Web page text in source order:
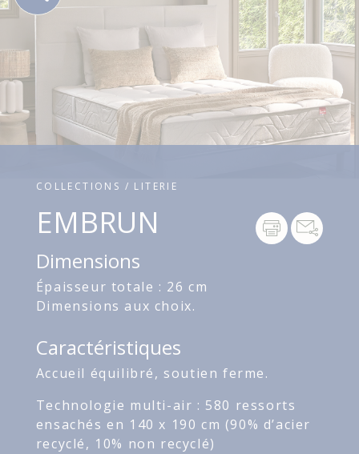
COLLECTIONS / LITERIE
EMBRUN
Dimensions
Épaisseur totale : 26 cm
Dimensions aux choix.
Caractéristiques
Accueil équilibré, soutien ferme.
Technologie multi-air : 580 ressorts
ensachés en 140 x 190 cm (90% d’acier
recyclé, 10% non recyclé)